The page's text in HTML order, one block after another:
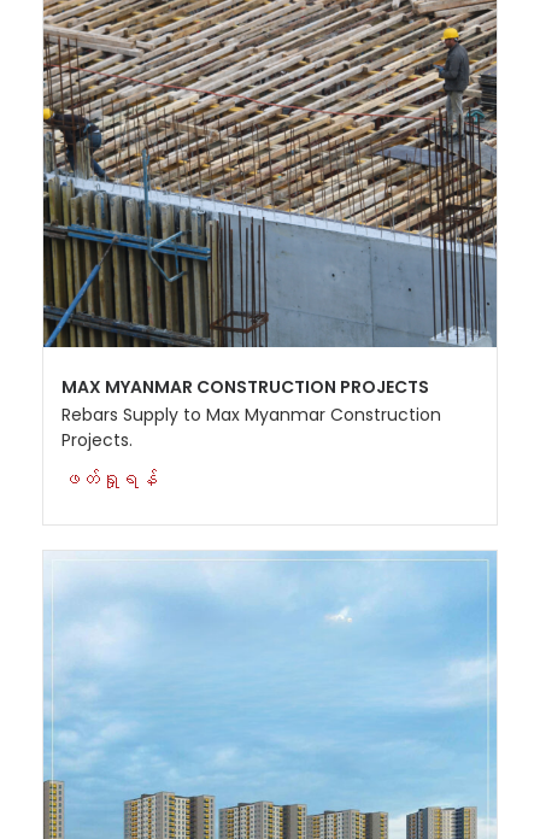
MAX MYANMAR CONSTRUCTION PROJECTS
Rebars Supply to Max Myanmar Construction
Projects.
ဖတ်ရှုရန်